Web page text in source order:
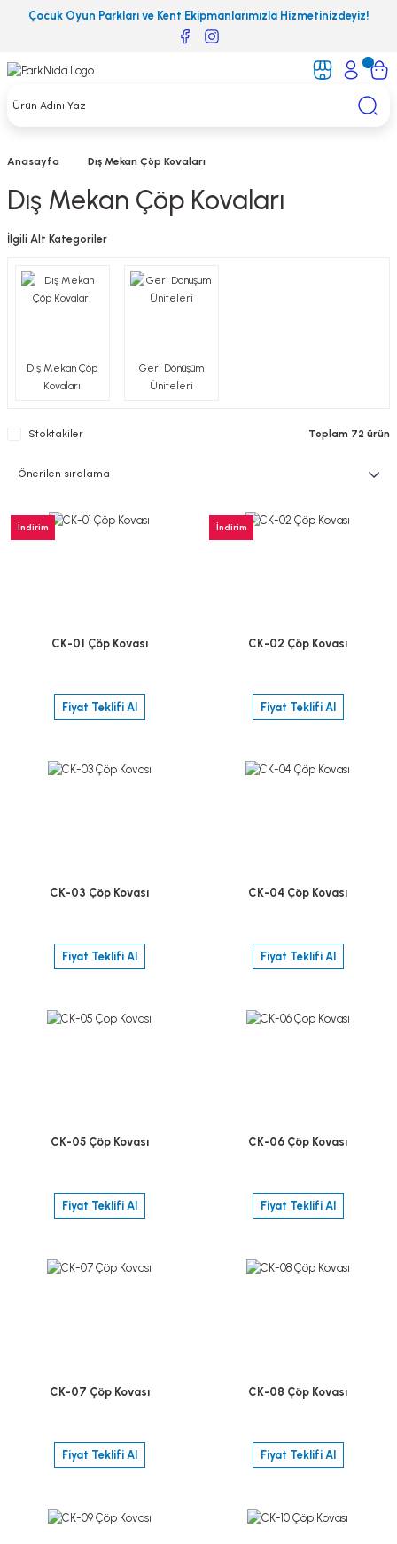
Çocuk Oyun Parkları ve Kent Ekipmanlarımızla Hizmetinizdeyiz!
Anasayfa Dış Mekan Çöp Kovaları
Dış Mekan Çöp Kovaları
İlgili Alt Kategoriler
Dış Mekan Çöp
Kovaları
Geri Dönüşüm
Üniteleri
Stoktakiler Toplam 72 ürün
İndirim
CK-01 Çöp Kovası
Fiyat Teklifi Al
İndirim
CK-02 Çöp Kovası
Fiyat Teklifi Al
CK-03 Çöp Kovası
Fiyat Teklifi Al
CK-04 Çöp Kovası
Fiyat Teklifi Al
CK-05 Çöp Kovası
Fiyat Teklifi Al
CK-06 Çöp Kovası
Fiyat Teklifi Al
CK-07 Çöp Kovası
Fiyat Teklifi Al
CK-08 Çöp Kovası
Fiyat Teklifi Al